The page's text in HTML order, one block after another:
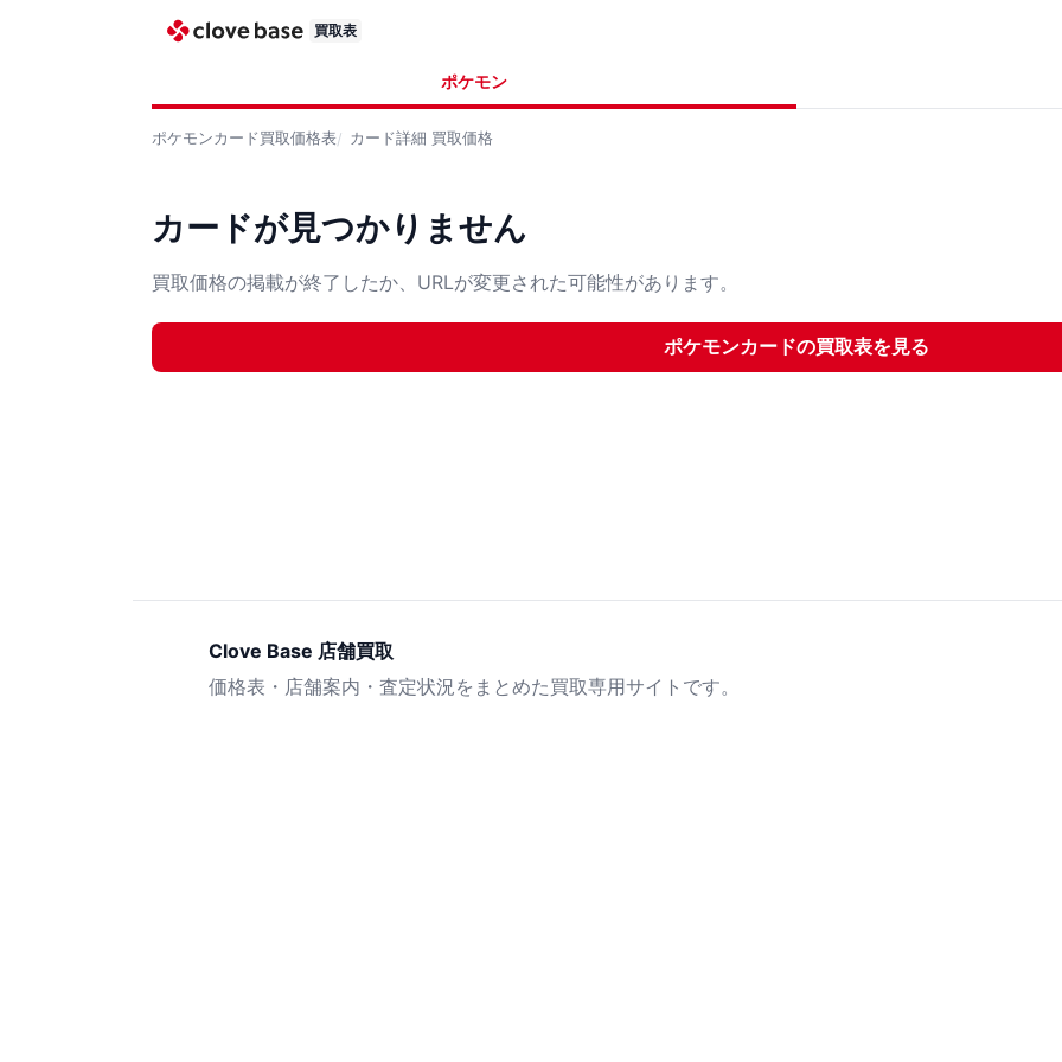
買取表
ポケモン
ポケモンカード買取価格表 カード詳細 買取価格
カードが見つかりません
買取価格の掲載が終了したか、URLが変更された可能性があります。
ポケモンカードの買取表を見る
Clove Base 店舗買取
価格表・店舗案内・査定状況をまとめた買取専用サイトです。